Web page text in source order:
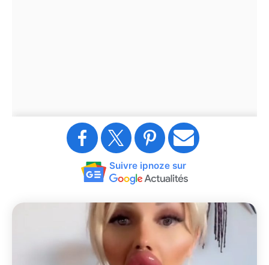
Suivre ipnoze sur